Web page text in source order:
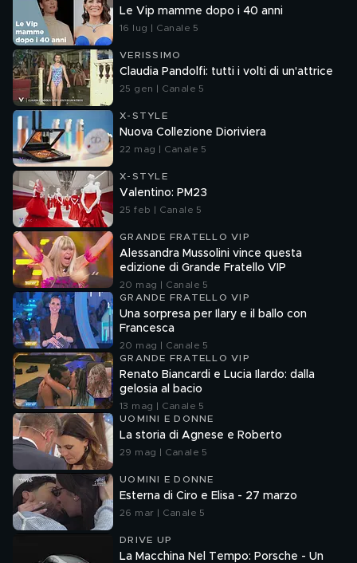
Le Vip mamme dopo i 40 anni
16 lug | Canale 5
VERISSIMO
Claudia Pandolfi: tutti i volti di un'attrice
25 gen | Canale 5
X-STYLE
Nuova Collezione Dioriviera
22 mag | Canale 5
X-STYLE
Valentino: PM23
25 feb | Canale 5
GRANDE FRATELLO VIP
Alessandra Mussolini vince questa
edizione di Grande Fratello VIP
20 mag | Canale 5
GRANDE FRATELLO VIP
Una sorpresa per Ilary e il ballo con
Francesca
20 mag | Canale 5
GRANDE FRATELLO VIP
Renato Biancardi e Lucia Ilardo: dalla
gelosia al bacio
13 mag | Canale 5
UOMINI E DONNE
La storia di Agnese e Roberto
29 mag | Canale 5
UOMINI E DONNE
Esterna di Ciro e Elisa - 27 marzo
26 mar | Canale 5
DRIVE UP
La Macchina Nel Tempo: Porsche - Un